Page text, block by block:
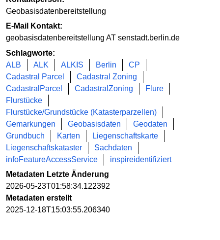
Geobasisdatenbereitstellung
E-Mail Kontakt:
geobasisdatenbereitstellung AT senstadt.berlin.de
Schlagworte:
ALB
ALK ALKIS Berlin
CP
Cadastral Parcel
Cadastral Zoning
CadastralParcel
CadastralZoning
Flure
Flurstücke
Flurstücke/Grundstücke (Katasterparzellen)
Gemarkungen
Geobasisdaten
Geodaten
Grundbuch
Karten
Liegenschaftskarte
Liegenschaftskataster
Sachdaten
infoFeatureAccessService
inspireidentifiziert
Metadaten Letzte Änderung
2026-05-23T01:58:34.122392
Metadaten erstellt
2025-12-18T15:03:55.206340